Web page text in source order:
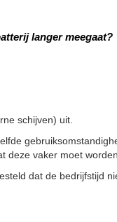
langer meegaat?
schijven) uit.
deze vaker moet
dat de bedrijfstijd